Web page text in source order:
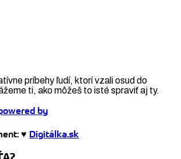
príbehy ľudí, ktorí vzali osud do
ti, ako môžeš to isté spraviť aj ty.
♥ Digitálka.sk